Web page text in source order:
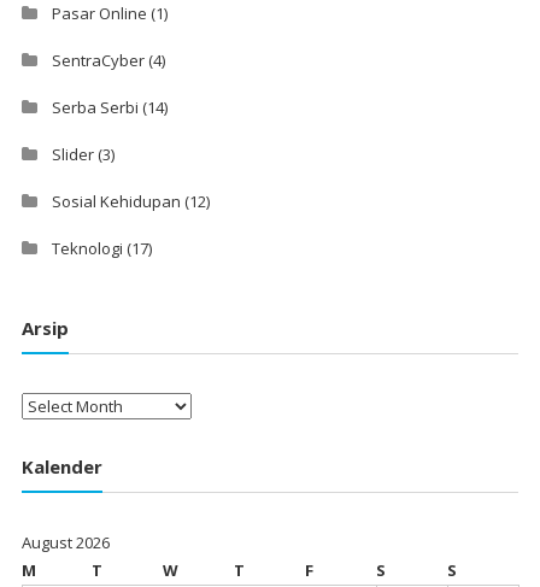
Pasar Online (1)
SentraCyber(4)
Serba Serbi (14)
Slider(3)
Sosial Kehidupan (12)
Teknologi (17)
Arsip
Arsip
Kalender
August 2026
M
T W T F S
S